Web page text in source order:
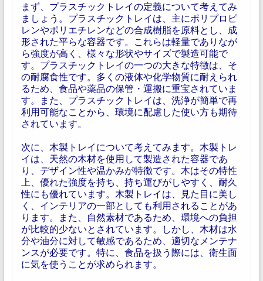
まず、プラスチックトレイの定義について考えてみ
ましょう。プラスチックトレイは、主にポリプロピ
レンやポリエチレンなどの合成樹脂を原料とし、成
形された平らな容器です。これらは軽量でありなが
ら強度が高く、様々な形状やサイズで製造可能で
す。プラスチックトレイの一つの大きな特徴は、そ
の耐腐食性です。多くの液体や化学物質に耐えられ
るため、食品や薬品の保管・運搬に重宝されていま
す。また、プラスチックトレイは、洗浄が簡単で再
利用可能なことから、環境に配慮した使い方も期待
されています。
次に、木製トレイについて考えてみます。木製トレ
イは、天然の木材を使用して製造された容器であ
り、デザイン性や温かみが特徴です。木はその特性
上、優れた強度を持ち、持ち運びがしやすく、耐久
性にも優れています。木製トレイは、見た目に美し
く、インテリアの一部としても利用されることがあ
ります。また、自然素材であるため、環境への負担
が比較的少ないとされています。しかし、木材は水
分や油分に対して敏感であるため、適切なメンテナ
ンスが必要です。特に、食品を扱う際には、衛生面
に気を使うことが求められます。